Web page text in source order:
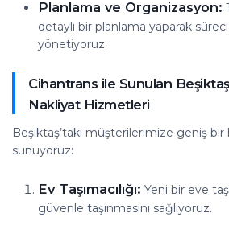
Planlama ve Organizasyon:
detaylı bir planlama yaparak
yönetiyoruz.
Cihantrans ile Sunulan
Nakliyat Hizmetleri
Beşiktaş’taki müşterilerimize geniş
sunuyoruz:
Ev Taşımacılığı: Yeni bir eve
güvenle taşınmasını sağlıyoruz.